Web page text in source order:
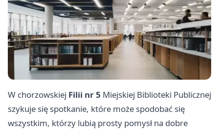
W chorzowskiej Filii nr 5 Miejskiej Biblioteki Publicznej
szykuje się spotkanie, które może spodobać się
wszystkim, którzy lubią prosty pomysł na dobre